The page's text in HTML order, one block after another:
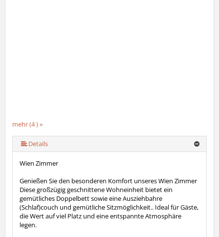
mehr (4 ) »
Details
Wien Zimmer
Genießen Sie den besonderen Komfort unseres Wien Zimmer
Diese großzügig geschnittene Wohneinheit bietet ein
gemütliches Doppelbett sowie eine Ausziehbahre
(Schlaf)couch und gemütliche Sitzmöglichkeit.. Ideal für Gäste,
die Wert auf viel Platz und eine entspannte Atmosphäre
legen.